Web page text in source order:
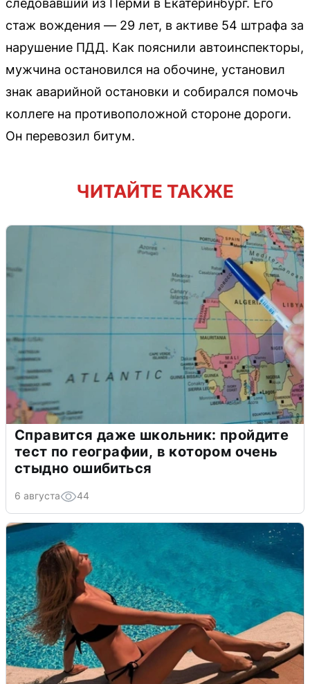
следовавший из Перми в Екатеринбург. Его
стаж вождения — 29 лет, в активе 54 штрафа за
нарушение ПДД. Как пояснили автоинспекторы,
мужчина остановился на обочине, установил
знак аварийной остановки и собирался помочь
коллеге на противоположной стороне дороги.
Он перевозил битум.
ЧИТАЙТЕ ТАКЖЕ
Справится даже школьник: пройдите
тест по географии, в котором очень
стыдно ошибиться
6 августа 44